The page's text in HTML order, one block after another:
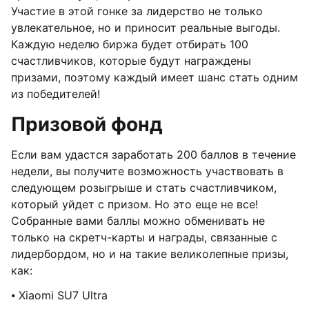
Участие в этой гонке за лидерство не только
увлекательное, но и приносит реальные выгоды.
Каждую неделю биржа будет отбирать 100
счастливчиков, которые будут награждены
призами, поэтому каждый имеет шанс стать одним
из победителей!
Призовой фонд
Если вам удастся заработать 200 баллов в течение
недели, вы получите возможность участвовать в
следующем розыгрыше и стать счастливчиком,
который уйдет с призом. Но это еще не все!
Собранные вами баллы можно обменивать не
только на скретч-карты и награды, связанные с
лидербордом, но и на такие великолепные призы,
как:
⦁ Xiaomi SU7 Ultra